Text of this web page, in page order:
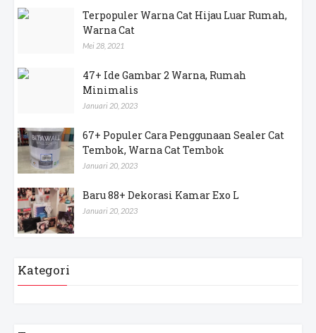
Terpopuler Warna Cat Hijau Luar Rumah,
Warna Cat
Mei 28, 2021
47+ Ide Gambar 2 Warna, Rumah
Minimalis
Januari 20, 2023
67+ Populer Cara Penggunaan Sealer Cat
Tembok, Warna Cat Tembok
Januari 20, 2023
Baru 88+ Dekorasi Kamar Exo L
Januari 20, 2023
Kategori